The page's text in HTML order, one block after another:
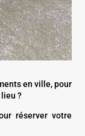
en ville, pour
?
réserver votre